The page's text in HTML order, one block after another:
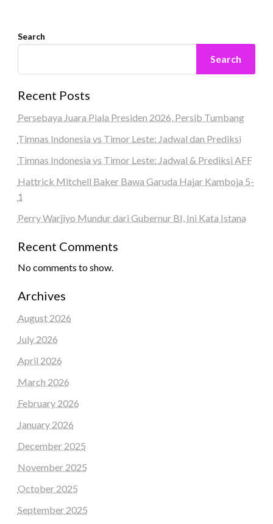
Search
Search
Recent Posts
Persebaya Juara Piala Presiden 2026, Persib Tumbang
Timnas Indonesia vs Timor Leste: Jadwal dan Prediksi
Timnas Indonesia vs Timor Leste: Jadwal & Prediksi AFF
Hattrick Mitchell Baker Bawa Garuda Hajar Kamboja 5-
1
Perry Warjiyo Mundur dari Gubernur BI, Ini Kata Istana
Recent Comments
No comments to show.
Archives
August 2026
July 2026
April 2026
March 2026
February 2026
January 2026
December 2025
November 2025
October 2025
September 2025